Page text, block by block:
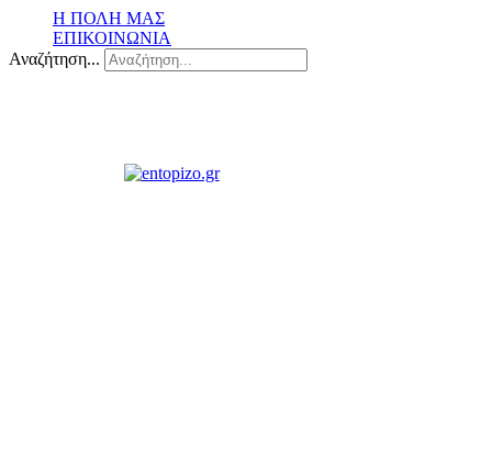
Η ΠΟΛΗ ΜΑΣ
ΕΠΙΚΟΙΝΩΝΙΑ
Αναζήτηση...